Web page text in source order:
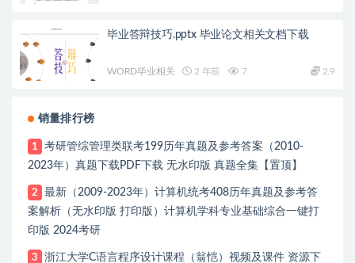
毕业答辩技巧.pptx 毕业论文相关文档下载
WORD毕业相关 2 年前 7 2.9
销量排行榜
1
考研管综管理类联考199历年真题及参考答案（2010-
2023年）真题下载PDF下载 无水印版 真题全集【置顶】
2
最新（2009-2023年）计算机统考408历年真题及参考答
案解析（无水印版 打印版）计算机学科专业基础综合一键打
印版 2024考研
3
浙江大学C语言程序设计课程（翁恺）视频及课件 资源下